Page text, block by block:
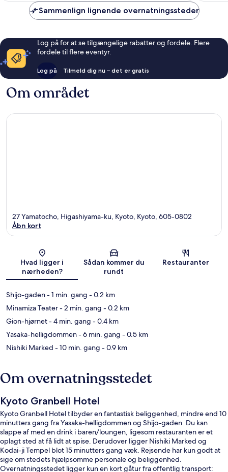
Sammenlign lignende overnatningssteder
Log på for at se tilgængelige rabatter og fordele. Flere
fordele til flere eventyr.
Log på Tilmeld dig nu – det er gratis
Om området
Kort
27 Yamatocho, Higashiyama-ku, Kyoto, Kyoto, 605-0802
Åbn kort
Hvad ligger i
nærheden?
Sådan kommer du
rundt
Restauranter
Shijo-gaden- 1 min. gang - 0.2 km
Minamiza Teater- 2 min. gang - 0.2 km
Gion-hjørnet- 4 min. gang - 0.4 km
Yasaka-helligdommen- 6 min. gang - 0.5 km
Nishiki Marked - 10 min. gang - 0.9 km
Om overnatningsstedet
Kyoto Granbell Hotel
Kyoto Granbell Hotel tilbyder en fantastisk beliggenhed, mindre end 10
minutters gang fra Yasaka-helligdommen og Shijo-gaden. Du kan
slappe af med en drink i baren/loungen, ligesom restauranten er et
oplagt sted at få lidt at spise. Derudover ligger Nishiki Marked og
Kodai-ji Tempel blot 15 minutters gang væk. Rejsende har kun godt at
sige om stedets hjælpsomme personale og beliggenhed.
Overnatningsstedet ligger kun en kort gåtur fra offentlig transport: